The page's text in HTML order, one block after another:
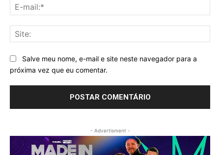
Salve meu nome, e-mail e site neste navegador para a
próxima vez que eu comentar.
- Advertisment -